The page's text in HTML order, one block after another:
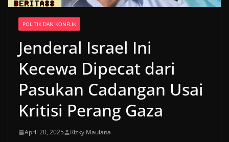
POLITIK DAN KONFLIK
Jenderal Israel Ini
Kecewa Dipecat dari
Pasukan Cadangan Usai
Kritisi Perang Gaza
April 20, 2025 Rizky Maulana